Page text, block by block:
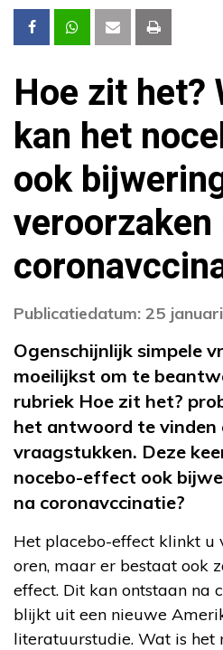
Hoe zit het?
kan het
ook
veroorzaken
Publicatiedatum: 25
Ogenschijnlijk simpele
moeilijkst om te
rubriek Hoe zit het?
het antwoord te vinden
vraagstukken. Deze
nocebo-effect ook
na coronavccinatie?
Het placebo-effect klinkt u
oren, maar er bestaat ook
effect. Dit kan ontstaan na
blijkt uit een nieuwe
literatuurstudie. Wat is het